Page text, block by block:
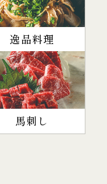
逸品料理
馬刺し